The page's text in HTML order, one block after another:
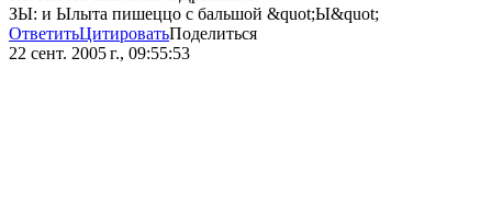
ЗЫ: и Ылыта пишеццо с бальшой &quot;Ы&quot;
ОтветитьЦитироватьПоделиться
22 сент. 2005 г., 09:55:53